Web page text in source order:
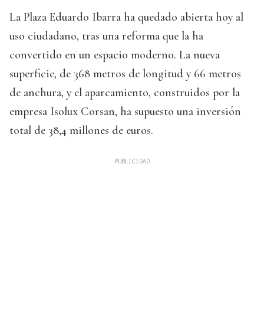
La Plaza Eduardo Ibarra ha quedado abierta hoy al
uso ciudadano, tras una reforma que la ha
convertido en un espacio moderno. La nueva
superficie, de 368 metros de longitud y 66 metros
de anchura, y el aparcamiento, construidos por la
empresa Isolux Corsan, ha supuesto una inversión
total de 38,4 millones de euros.